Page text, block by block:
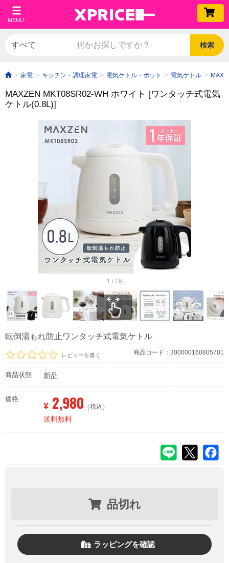
MENU
検索
家電 キッチン・調理家電 電気ケトル・ポット 電気ケトル
MAXZEN MKT08SR02-WH ホワイト [ワンタッチ式電気
ケトル(0.8L)]
1 / 16
転倒湯もれ防止ワンタッチ式電気ケトル
レビューを書く 商品コード：300000160805701
商品状態 新品
価格
¥ 2,980 （税込）
送料無料
品切れ
ラッピングを確認